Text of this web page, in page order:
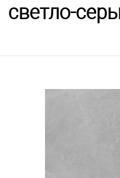
светло-